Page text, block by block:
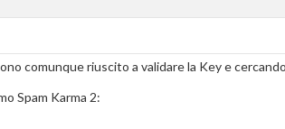
comunque riuscito a validare la Key e
Spam Karma 2: